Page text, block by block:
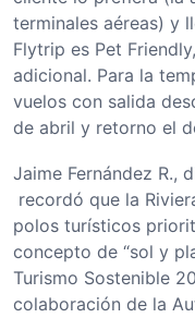
terminales aéreas) y
Flytrip es Pet
adicional. Para la
vuelos con salida
de abril y retorno el
Jaime Fernández R.,
recordó que la
polos turísticos
concepto de “sol y
Turismo Sostenible
colaboración de la